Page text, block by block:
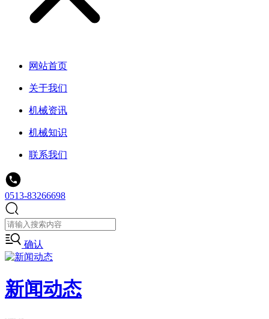
网站首页
关于我们
机械资讯
机械知识
联系我们
0513-83266698
确认
新闻动态